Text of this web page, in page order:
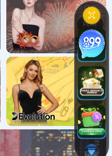
到页面
请求的页面缺失
页